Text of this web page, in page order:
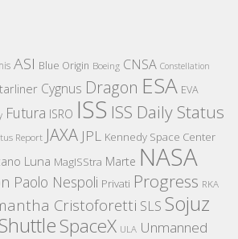
ASI Blue Origin Boeing CNSA Constellation
Cygnus Dragon ESA EVA
Futura ISRO ISS ISS Daily Status
Report JAXA JPL Kennedy Space Center
Luna MagISStra Marte NASA
Paolo Nespoli Privati Progress RKA
Cristoforetti SLS Sojuz
SpaceX ULA Unmanned